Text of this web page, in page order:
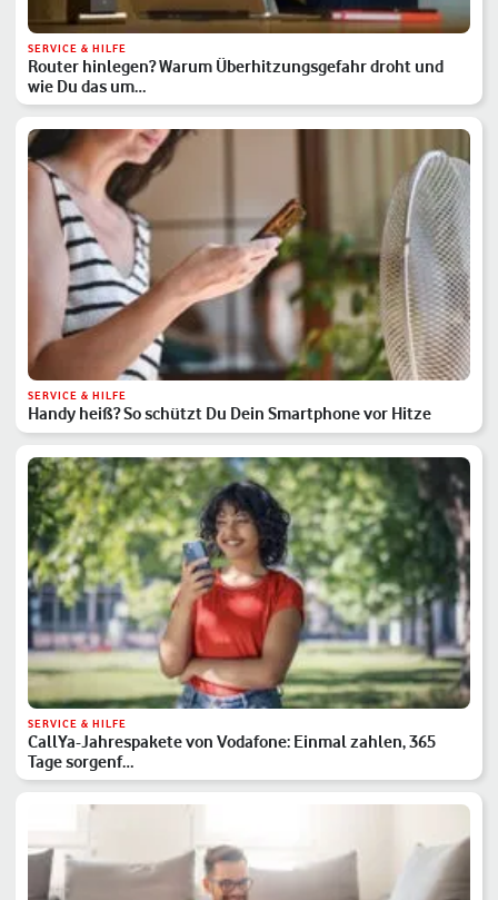
SERVICE & HILFE
Router hinlegen? Warum Überhitzungsgefahr droht und
wie Du das um…
SERVICE & HILFE
Handy heiß? So schützt Du Dein Smartphone vor Hitze
SERVICE & HILFE
CallYa-Jahrespakete von Vodafone: Einmal zahlen, 365
Tage sorgenf…